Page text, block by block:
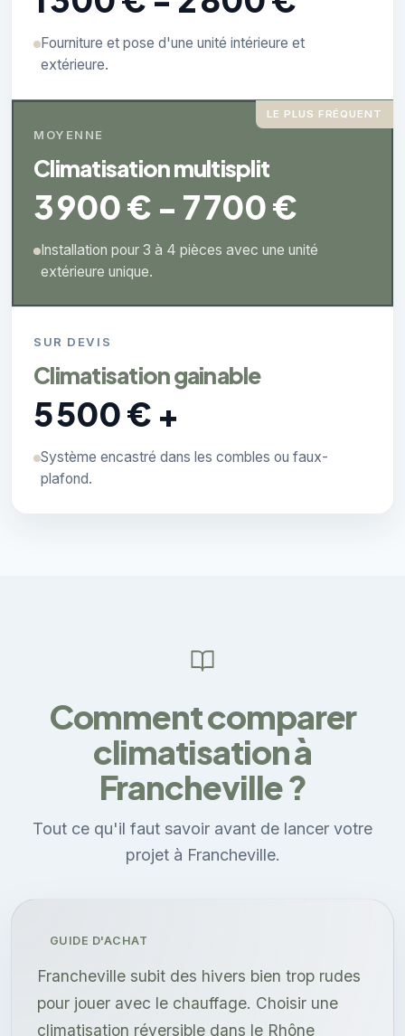
Fourniture et pose d'une unité intérieure et
extérieure.
LE PLUS FRÉQUENT
MOYENNE
Climatisation multisplit
3 900 € - 7 700 €
Installation pour 3 à 4 pièces avec une unité
extérieure unique.
SUR DEVIS
Climatisation gainable
5 500 € +
Système encastré dans les combles ou faux-
plafond.
Comment comparer
climatisation à
Francheville ?
Tout ce qu'il faut savoir avant de lancer votre
projet à Francheville.
GUIDE D'ACHAT
Francheville subit des hivers bien trop rudes
pour jouer avec le chauffage. Choisir une
climatisation réversible dans le Rhône